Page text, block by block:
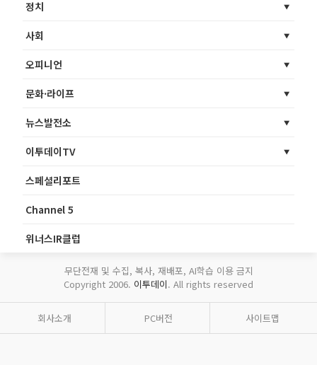
정치
사회
오피니언
문화·라이프
뉴스발전소
이투데이TV
스페셜리포트
Channel 5
위너스IR클럽
무단전재 및 수집, 복사, 재배포, AI학습 이용 금지
Copyright 2006. 이투데이. All rights reserved
회사소개 PC버전 사이트맵